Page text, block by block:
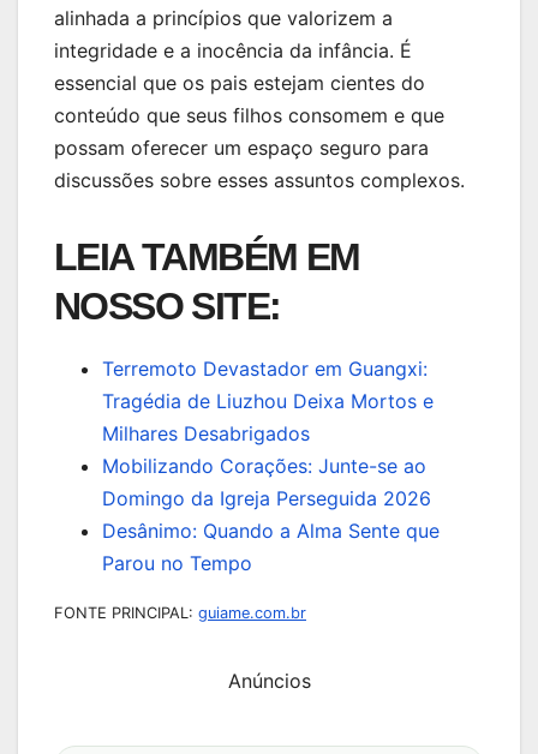
alinhada a princípios que valorizem a
integridade e a inocência da infância. É
essencial que os pais estejam cientes do
conteúdo que seus filhos consomem e que
possam oferecer um espaço seguro para
discussões sobre esses assuntos complexos.
LEIA TAMBÉM EM
NOSSO SITE:
Terremoto Devastador em Guangxi:
Tragédia de Liuzhou Deixa Mortos e
Milhares Desabrigados
Mobilizando Corações: Junte-se ao
Domingo da Igreja Perseguida 2026
Desânimo: Quando a Alma Sente que
Parou no Tempo
FONTE PRINCIPAL: guiame.com.br
Anúncios